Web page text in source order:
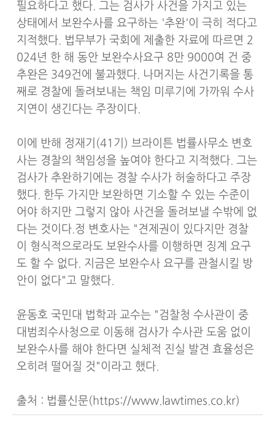
필요하다고 했다. 그는 검사가 사건을 가지고 있는
상태에서 보완수사를 요구하는 '추완'이 극히 적다고
지적했다. 법무부가 국회에 제출한 자료에 따르면 2
024년 한 해 동안 보완수사요구 8만 9000여 건 중
추완은 349건에 불과했다. 나머지는 사건기록을 통
째로 경찰에 돌려보내는 책임 미루기에 가까워 수사
지연이 생긴다는 주장이다.
이에 반해 정재기(41기) 브라이튼 법률사무소 변호
사는 경찰의 책임성을 높여야 한다고 지적했다. 그는
검사가 추완하기에는 경찰 수사가 허술하다고 주장
했다. 한두 가지만 보완하면 기소할 수 있는 수준이
어야 하지만 그렇지 않아 사건을 돌려보낼 수밖에 없
다는 것이다.정 변호사는 "견제권이 있다지만 경찰
이 형식적으로라도 보완수사를 이행하면 징계 요구
도 할 수 없다. 지금은 보완수사 요구를 관철시킬 방
안이 없다"고 말했다.
윤동호 국민대 법학과 교수는 "검찰청 수사관이 중
대범죄수사청으로 이동해 검사가 수사관 도움 없이
보완수사를 해야 한다면 실체적 진실 발견 효율성은
오히려 떨어질 것"이라고 했다.
출처 : 법률신문(https://www.lawtimes.co.kr)